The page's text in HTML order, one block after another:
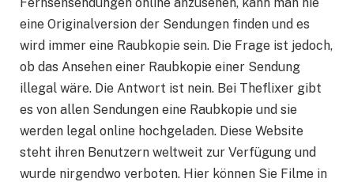
eine Originalversion der Sendungen finden und es
wird immer eine Raubkopie sein. Die Frage ist jedoch,
ob das Ansehen einer Raubkopie einer Sendung
illegal wäre. Die Antwort ist nein. Bei Theflixer gibt
es von allen Sendungen eine Raubkopie und sie
werden legal online hochgeladen. Diese Website
steht ihren Benutzern weltweit zur Verfügung und
wurde nirgendwo verboten. Hier können Sie Filme in